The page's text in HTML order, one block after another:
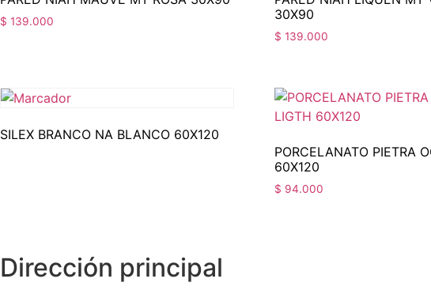
$ 139.000
30X90
$ 139.000
SILEX BRANCO NA BLANCO 60X120
PORCELANATO PIETRA
60X120
$ 94.000
Dirección principal